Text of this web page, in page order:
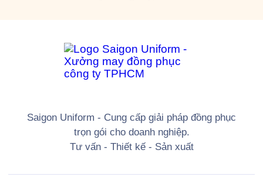
Saigon Uniform - Cung cấp giải pháp đồng phục
trọn gói cho doanh nghiệp.
Tư vấn - Thiết kế - Sản xuất